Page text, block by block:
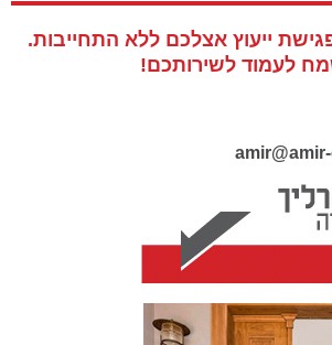
ייעוץ אצלכם ללא התחייבות.
לעמוד לשירותכם!